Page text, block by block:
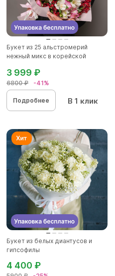
Букет из 25 альстромерий
нежный микс в корейской
6800 ₽ -41%
3 999 ₽
Подробнее В 1 клик
Букет из белых диантусов и
гипсофилы
4 400 ₽